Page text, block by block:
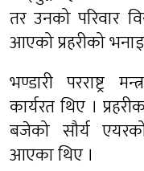
तर उनको परिवार
आएको प्रहरीको
भण्डारी परराष्ट्र
कार्यरत थिए ।
बजेको सौर्य
आएका थिए ।